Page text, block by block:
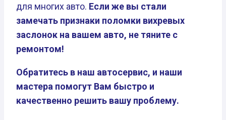
для многих авто. Если же вы стали
замечать признаки поломки вихревых
заслонок на вашем авто, не тяните с
ремонтом!
Обратитесь в наш автосервис, и наши
мастера помогут Вам быстро и
качественно решить вашу проблему.